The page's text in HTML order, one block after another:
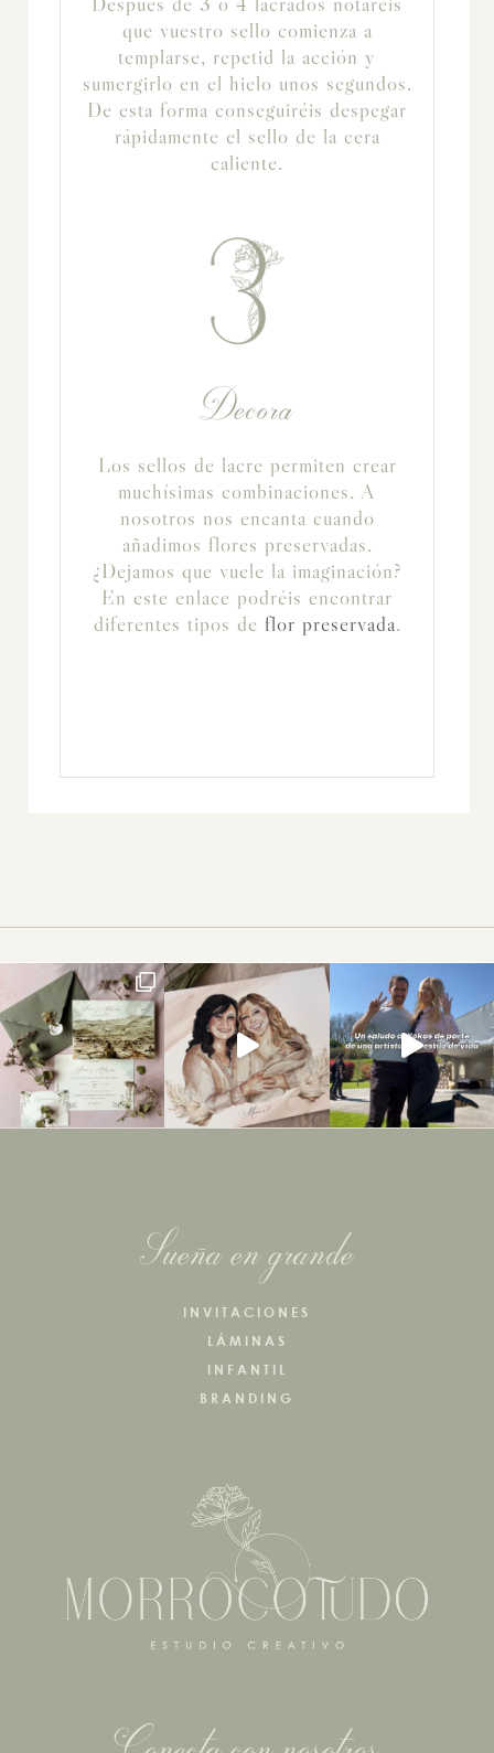
que vuestro sello comienza a
templarse, repetid la acción y
sumergirlo en el hielo unos segundos.
De esta forma conseguiréis despegar
rápidamente el sello de la cera
caliente.
Decora
Los sellos de lacre permiten crear
muchísimas combinaciones. A
nosotros nos encanta cuando
añadimos flores preservadas.
¿Dejamos que vuele la imaginación?
En este enlace podréis encontrar
diferentes tipos de flor preservada.
Sueña en grande
INVITACIONES
LÁMINAS
INFANTIL
BRANDING